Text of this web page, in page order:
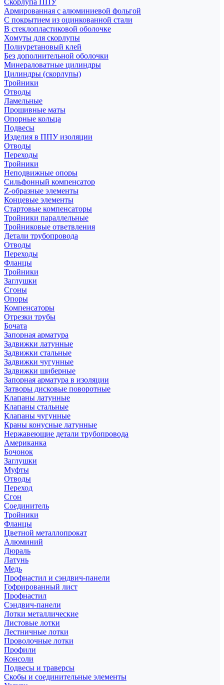
Скорлупа ППУ
Армированная с алюминиевой фольгой
С покрытием из оцинкованной стали
В стеклопластиковой оболочке
Хомуты для скорлупы
Полиуретановый клей
Без дополнительной оболочки
Минераловатные цилиндры
Цилиндры (скорлупы)
Тройники
Отводы
Ламельные
Прошивные маты
Опорные кольца
Подвесы
Изделия в ППУ изоляции
Отводы
Переходы
Тройники
Неподвижные опоры
Cильфонный компенсатор
Z-образные элементы
Концевые элементы
Стартовые компенсаторы
Тройники параллельные
Тройниковые ответвления
Детали трубопровода
Отводы
Переходы
Фланцы
Тройники
Заглушки
Сгоны
Опоры
Компенсаторы
Отрезки трубы
Бочата
Запорная арматура
Задвижки латунные
Задвижки стальные
Задвижки чугунные
Задвижки шиберные
Запорная арматура в изоляции
Затворы дисковые поворотные
Клапаны латунные
Клапаны стальные
Клапаны чугунные
Краны конусные латунные
Нержавеющие детали трубопровода
Американка
Бочонок
Заглушки
Муфты
Отводы
Переход
Сгон
Соединитель
Тройники
Фланцы
Цветной металлопрокат
Алюминий
Дюраль
Латунь
Медь
Профнастил и сэндвич-панели
Гофрированный лист
Профнастил
Сэндвич-панели
Лотки металлические
Листовые лотки
Лестничные лотки
Проволочные лотки
Профили
Консоли
Подвесы и траверсы
Скобы и соединительные элементы